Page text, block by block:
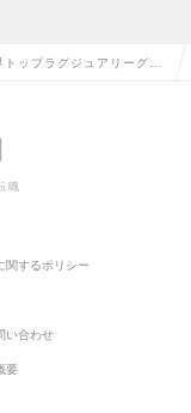
トップラグジュアリーグル
求人情報
職
関するポリシー
い合わせ
要